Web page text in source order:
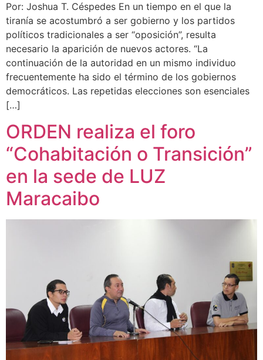
Por: Joshua T. Céspedes En un tiempo en el que la
tiranía se acostumbró a ser gobierno y los partidos
políticos tradicionales a ser “oposición”, resulta
necesario la aparición de nuevos actores. “La
continuación de la autoridad en un mismo individuo
frecuentemente ha sido el término de los gobiernos
democráticos. Las repetidas elecciones son esenciales
[…]
ORDEN realiza el foro
“Cohabitación o Transición”
en la sede de LUZ
Maracaibo